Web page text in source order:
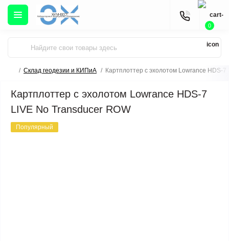
0
Склад геодезии и КИПиА Картплоттер с эхолотом Lowrance HDS-
Картплоттер с эхолотом Lowrance HDS-7
LIVE No Transducer ROW
Популярный